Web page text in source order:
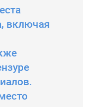
включая